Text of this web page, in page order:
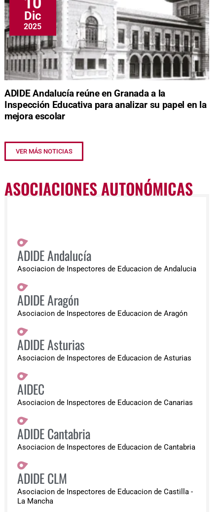
Dic
2025
ADIDE Andalucía reúne en Granada a la
Inspección Educativa para analizar su papel en la
mejora escolar
VER MÁS NOTICIAS
ASOCIACIONES AUTONÓMICAS
ADIDE Andalucía
Asociacion de Inspectores de Educacion de Andalucia
ADIDE Aragón
Asociacion de Inspectores de Educacion de Aragón
ADIDE Asturias
Asociacion de Inspectores de Educacion de Asturias
AIDEC
Asociacion de Inspectores de Educacion de Canarias
ADIDE Cantabria
Asociacion de Inspectores de Educacion de Cantabria
ADIDE CLM
Asociacion de Inspectores de Educacion de Castilla -
La Mancha